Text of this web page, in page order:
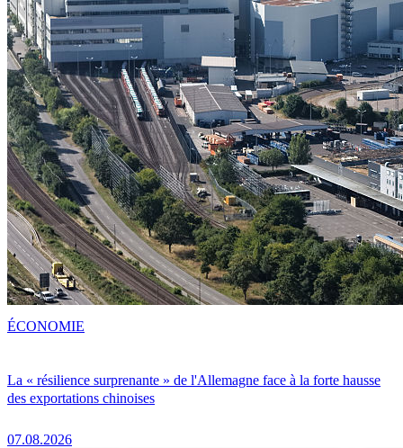
La « résilience surprenante » de l'Allemagne face à la forte hausse
des exportations chinoises
07.08.2026
ÉCONOMIE